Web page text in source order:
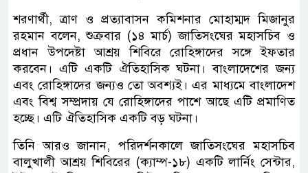
শরণার্থী, ত্রাণ ও প্রত্যাবাসন কমিশনার মোহাম্মদ মিজানুর
রহমান বলেন, শুক্রবার (১৪ মার্চ) জাতিসংঘের মহাসচিব ও
প্রধান উপদেষ্টা আশ্রয় শিবিরে রোহিঙ্গাদের সঙ্গে ইফতার
করবেন। এটি একটি ঐতিহাসিক ঘটনা। বাংলাদেশের জন্য
এবং রোহিঙ্গাদের জন্যও তো অবশ্যই। এর মাধ্যমে বাংলাদেশ
এবং বিশ্ব সম্প্রদায় যে রোহিঙ্গাদের পাশে আছে এটি প্রমাণিত
হচ্ছে। এটি ঐতিহাসিক একটি বড় ঘটনা।
তিনি আরও জানান, পরিদর্শনকালে জাতিসংঘের মহাসচিব
বালুখালী আশ্রয় শিবিরের (ক্যাম্প-১৮) একটি লার্নিং সেন্টার,